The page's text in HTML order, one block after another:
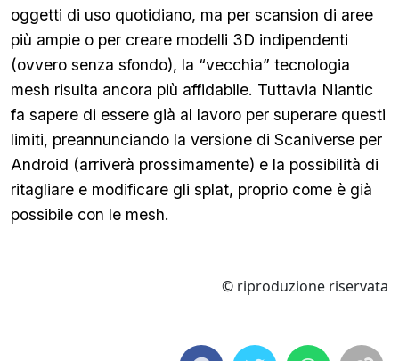
oggetti di uso quotidiano, ma per scansion di aree
più ampie o per creare modelli 3D indipendenti
(ovvero senza sfondo), la “vecchia” tecnologia
mesh risulta ancora più affidabile. Tuttavia Niantic
fa sapere di essere già al lavoro per superare questi
limiti, preannunciando la versione di Scaniverse per
Android (arriverà prossimamente) e la possibilità di
ritagliare e modificare gli splat, proprio come è già
possibile con le mesh.
© riproduzione riservata